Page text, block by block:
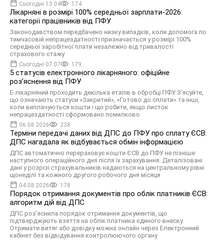
Сьогодні 13:04 174
Лікарняні в розмірі 100% середньої зарплати-2026:
категорії працівників від ПФУ
Законодавством передбачено низку випадків, коли допомога по
тимчасовій непрацездатності призначається у розмірі 100%
середньої заробітної плати незалежно від тривалості
страхового стажу
Сьогодні 07:07 179
5 статусів електронного лікарняного: офіційне
роз’яснення від ПФУ
Е-лікарняний проходить декілька етапів в обробці ПФУ. З’ясуйте,
що означають статуси «Закритий», «Готово до сплати» та інші,
коли виплачуються кошти і що робити, якщо листок
непрацездатності сформовано помилково
06.08.2026 238
Терміни передачі даних від ДПС до ПФУ про сплату ЄСВ:
ДПС нагадала як відбувається обмін інформацією
ДПС автоматично перераховує кошти ЄСВ до ПФУ не пізніше
наступного операційного дня після їх зарахування. Деталізовані
дані у розрізі страхувальників надаються на центральному рівні
щонеділі та кожного другого робочого дня місяця
04.08.2026 178
Порядок отримання документів про облік платників ЄСВ:
алгоритм дій від ДПС
ДПС роз'яснила порядок отримання документів, що
підтверджують взяття на облік платника єдиного внеску.
Отримати витяг або довідку можна онлайн через Електронний
кабінет без відвідування контролюючого органу